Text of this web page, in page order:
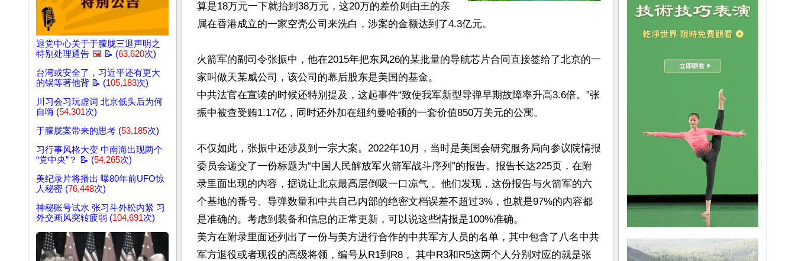
退党中心关于于朦胧三退声明之
特别处理通告 🖼️ 📝 (63,620次)
台湾或安全了，习近平还有更大
的锅等著他背 📝 (105,183次)
川习会习玩虚词 北京低头后为何
自嗨 (54,301次)
于朦胧案带来的思考 (53,185次)
习行事风格大变 中南海出现两个
“党中央”？ 📝 (54,265次)
美纪录片将播出 曝80年前UFO惊
人秘密 (76,448次)
神秘账号试水 张习斗外松内紧 习
外交画风突转疲弱 (104,691次)
算是18万元一下就抬到38万元，这20万的差价则由王的亲
属在香港成立的一家空壳公司来洗白，涉案的金额达到了4.3亿元。
火箭军的副司令张振中，他在2015年把东风26的某批量的导航芯片合同直接签给了北京的一
家叫做天某威公司，该公司的幕后股东是美国的基金。
中共法官在宣读的时候还特别提及，这起事件“致使我军新型导弹早期故障率升高3.6倍。”张
振中被查受贿1.17亿，同时还外加在纽约曼哈顿的一套价值850万美元的公寓。
不仅如此，张振中还涉及到一宗大案。2022年10月，当时是美国会研究服务局向参议院情报
委员会递交了一份标题为“中国人民解放军火箭军战斗序列”的报告。报告长达225页，在附
录里面出现的内容，据说让北京最高层倒吸一口凉气 。他们发现，这份报告与火箭军的六
个基地的番号、导弹数量和中共自己内部的绝密文档误差不超过3%，也就是97%的内容都
是准确的。考虑到装备和信息的正常更新，可以说这些情报是100%准确。
美方在附录里面还列出了一份与美方进行合作的中共军方人员的名单，其中包含了八名中共
军方退役或者现役的高级将领，编号从R1到R8， 其中R3和R5这两个人分别对应的就是张